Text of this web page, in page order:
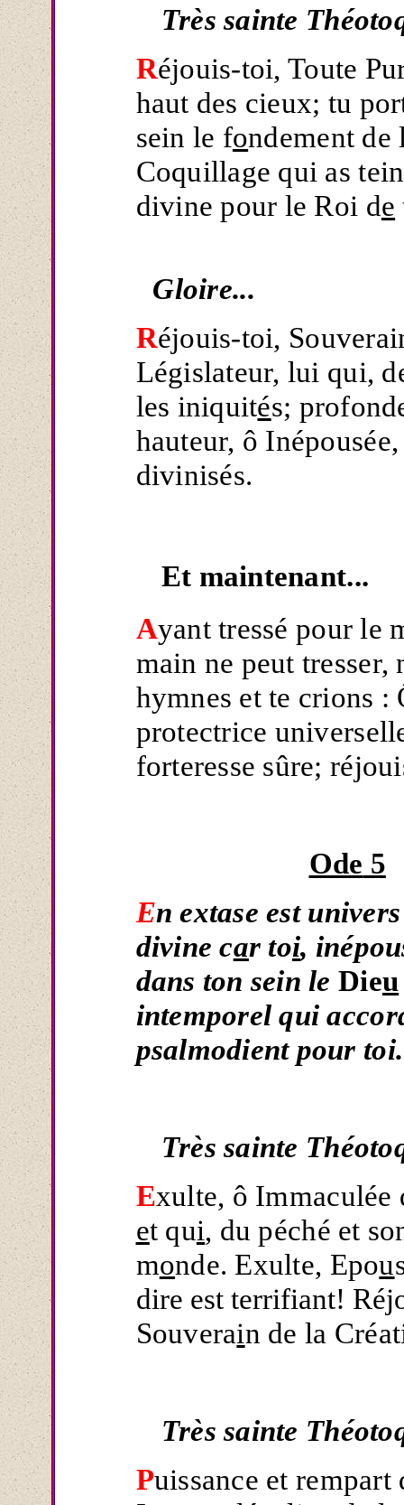
Très sainte
Réjouis-toi, Toute
haut des cieux; tu
sein le fondement
Coquillage qui as
divine pour le Roi de
Gloire...
Réjouis-toi,
Législateur, lui qui,
les iniquités;
hauteur, ô
divinisés.
Et maintenant...
Ayant tressé pour le
main ne peut tresser,
hymnes et te crions :
protectrice
forteresse sûre;
Ode 5
En extase est
divine car toi,
dans ton sein leDieu
intemporel qui
psalmodient pour toi.
Très sainte
Exulte, ô
et qui, du péché et
monde. Exulte, Epou
dire est terrifiant!
Souverain de la
Très sainte
Puissance et